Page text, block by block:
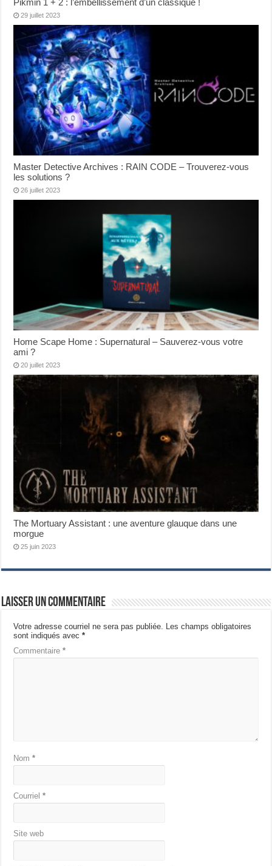
Pikmin 1 + 2 : l’embellissement d’un classique !
29 juillet 2023
Master Detective Archives : RAIN CODE – Trouverez-vous
les solutions ?
26 juillet 2023
Home Scape Home : Supernatural – Sauverez-vous votre
ami ?
20 juillet 2023
The Mortuary Assistant : une aventure glauque dans une
morgue
25 juin 2023
Laisser un commentaire
Votre adresse courriel ne sera pas publiée. Les champs obligatoires
sont indiqués avec*
Commentaire*
Nom*
Courriel*
Site web